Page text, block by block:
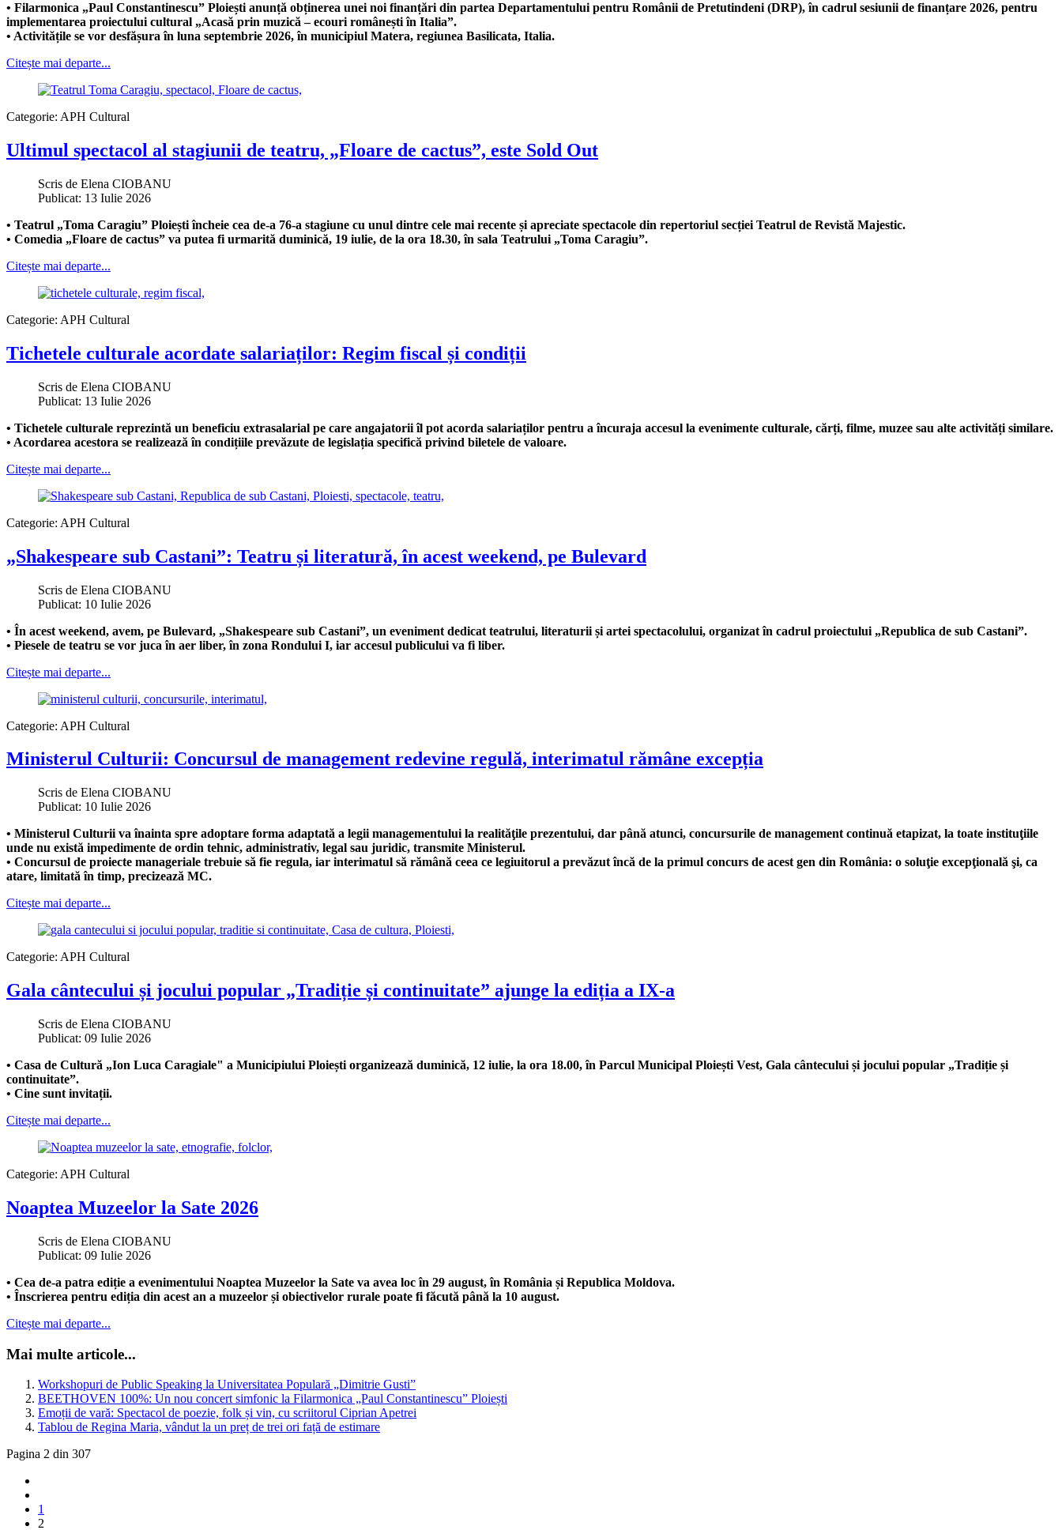
• Filarmonica „Paul Constantinescu” Ploiești anunță obținerea unei noi finanțări din partea Departamentului pentru Românii de Pretutindeni (DRP), în cadrul sesiunii de finanțare 2026, pentru
implementarea proiectului cultural „Acasă prin muzică – ecouri românești în Italia”.
• Activitățile se vor desfășura în luna septembrie 2026, în municipiul Matera, regiunea Basilicata, Italia.
Citește mai departe...
Categorie: APH Cultural
Ultimul spectacol al stagiunii de teatru, „Floare de cactus”, este Sold Out
Scris de Elena CIOBANU
Publicat: 13 Iulie 2026
• Teatrul „Toma Caragiu” Ploiești încheie cea de-a 76-a stagiune cu unul dintre cele mai recente și apreciate spectacole din repertoriul secției Teatrul de Revistă Majestic.
• Comedia „Floare de cactus” va putea fi urmarită duminică, 19 iulie, de la ora 18.30, în sala Teatrului „Toma Caragiu”.
Citește mai departe...
Categorie: APH Cultural
Tichetele culturale acordate salariaților: Regim fiscal și condiții
Scris de Elena CIOBANU
Publicat: 13 Iulie 2026
• Tichetele culturale reprezintă un beneficiu extrasalarial pe care angajatorii îl pot acorda salariaților pentru a încuraja accesul la evenimente culturale, cărți, filme, muzee sau alte activități similare.
• Acordarea acestora se realizează în condițiile prevăzute de legislația specifică privind biletele de valoare.
Citește mai departe...
Categorie: APH Cultural
„Shakespeare sub Castani”: Teatru și literatură, în acest weekend, pe Bulevard
Scris de Elena CIOBANU
Publicat: 10 Iulie 2026
• În acest weekend, avem, pe Bulevard, „Shakespeare sub Castani”, un eveniment dedicat teatrului, literaturii și artei spectacolului, organizat în cadrul proiectului „Republica de sub Castani”.
• Piesele de teatru se vor juca în aer liber, în zona Rondului I, iar accesul publicului va fi liber.
Citește mai departe...
Categorie: APH Cultural
Ministerul Culturii: Concursul de management redevine regulă, interimatul rămâne excepția
Scris de Elena CIOBANU
Publicat: 10 Iulie 2026
• Ministerul Culturii va înainta spre adoptare forma adaptată a legii managementului la realităţile prezentului, dar până atunci, concursurile de management continuă etapizat, la toate instituţiile
unde nu există impedimente de ordin tehnic, administrativ, legal sau juridic, transmite Ministerul.
• Concursul de proiecte manageriale trebuie să fie regula, iar interimatul să rămână ceea ce legiuitorul a prevăzut încă de la primul concurs de acest gen din România: o soluţie excepţională şi, ca
atare, limitată în timp, precizează MC.
Citește mai departe...
Categorie: APH Cultural
Gala cântecului și jocului popular „Tradiție și continuitate” ajunge la ediția a IX-a
Scris de Elena CIOBANU
Publicat: 09 Iulie 2026
• Casa de Cultură „Ion Luca Caragiale" a Municipiului Ploiești organizează duminică, 12 iulie, la ora 18.00, în Parcul Municipal Ploiești Vest, Gala cântecului și jocului popular „Tradiție și
continuitate”.
• Cine sunt invitații.
Citește mai departe...
Categorie: APH Cultural
Noaptea Muzeelor la Sate 2026
Scris de Elena CIOBANU
Publicat: 09 Iulie 2026
• Cea de-a patra ediție a evenimentului Noaptea Muzeelor la Sate va avea loc în 29 august, în România și Republica Moldova.
• Înscrierea pentru ediția din acest an a muzeelor și obiectivelor rurale poate fi făcută până la 10 august.
Citește mai departe...
Mai multe articole...
Workshopuri de Public Speaking la Universitatea Populară „Dimitrie Gusti”
BEETHOVEN 100%: Un nou concert simfonic la Filarmonica „Paul Constantinescu” Ploiești
Emoții de vară: Spectacol de poezie, folk și vin, cu scriitorul Ciprian Apetrei
Tablou de Regina Maria, vândut la un preț de trei ori față de estimare
Pagina 2 din 307
1
2